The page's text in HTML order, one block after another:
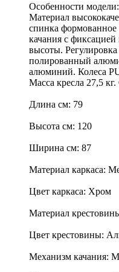
Особенности
Материал
спинка
качания с
высоты.
полированный
алюминий. Колеса
Масса кресла 27,5
Длина см: 79
Высота см: 120
Ширина см: 87
Материал каркаса:
Цвет каркаса: Хром
Материал
Цвет крестовины:
Механизм качания: